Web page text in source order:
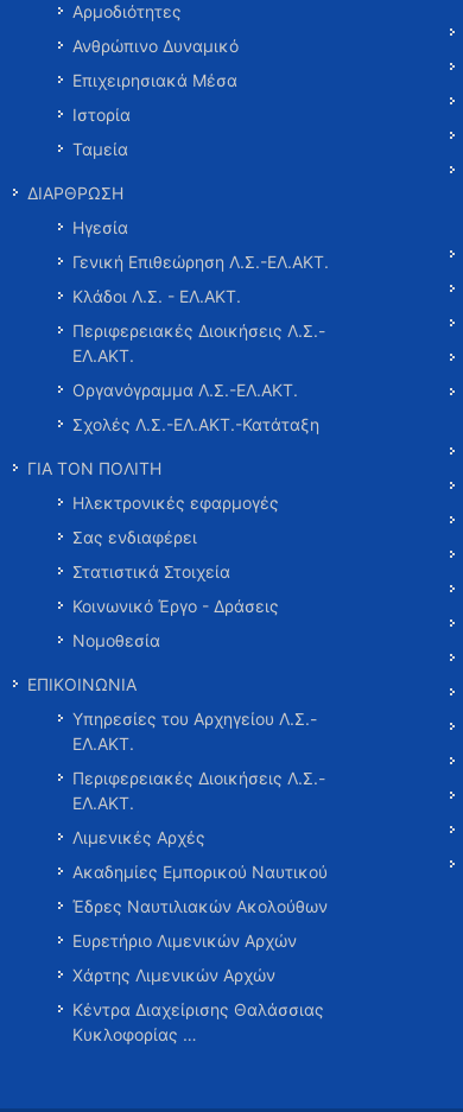
Αρμοδιότητες
Ανθρώπινο Δυναμικό
Επιχειρησιακά Μέσα
Ιστορία
Ταμεία
ΔΙΑΡΘΡΩΣΗ
Ηγεσία
Γενική Επιθεώρηση Λ.Σ.-ΕΛ.ΑΚΤ.
Κλάδοι Λ.Σ. - ΕΛ.ΑΚΤ.
Περιφερειακές Διοικήσεις Λ.Σ.-
ΕΛ.ΑΚΤ.
Οργανόγραμμα Λ.Σ.-ΕΛ.ΑΚΤ.
Σχολές Λ.Σ.-ΕΛ.ΑΚΤ.-Κατάταξη
ΓΙΑ ΤΟΝ ΠΟΛΙΤΗ
Ηλεκτρονικές εφαρμογές
Σας ενδιαφέρει
Στατιστικά Στοιχεία
Κοινωνικό Έργο - Δράσεις
Νομοθεσία
ΕΠΙΚΟΙΝΩΝΙΑ
Υπηρεσίες του Αρχηγείου Λ.Σ.-
ΕΛ.ΑΚΤ.
Περιφερειακές Διοικήσεις Λ.Σ.-
ΕΛ.ΑΚΤ.
Λιμενικές Αρχές
Ακαδημίες Εμπορικού Ναυτικού
Έδρες Ναυτιλιακών Ακολούθων
Ευρετήριο Λιμενικών Αρχών
Χάρτης Λιμενικών Αρχών
Κέντρα Διαχείρισης Θαλάσσιας
Κυκλοφορίας …